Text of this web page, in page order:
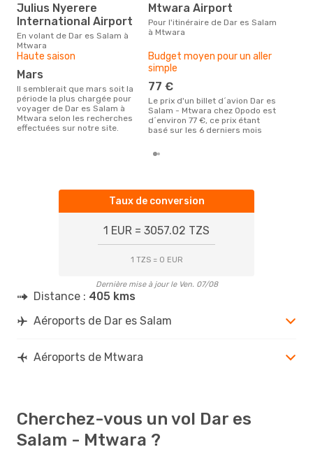
Julius Nyerere
International Airport
En volant de Dar es Salam à
Mtwara
Mtwara Airport
Pour l'itinéraire de Dar es Salam
à Mtwara
Haute saison
mars
Il semblerait que mars soit la
période la plus chargée pour
voyager de Dar es Salam à
Mtwara selon les recherches
effectuées sur notre site.
Budget moyen pour un aller
simple
77 €
Le prix d'un billet d´avion Dar es
Salam - Mtwara chez Opodo est
d´environ 77 €, ce prix étant
basé sur les 6 derniers mois
Taux de conversion
1 EUR = 3057.02 TZS
1 TZS = 0 EUR
Dernière mise à jour le Ven. 07/08
Distance : 405 kms
Aéroports de Dar es Salam
Aéroports de Mtwara
Cherchez-vous un vol Dar es
Salam - Mtwara ?